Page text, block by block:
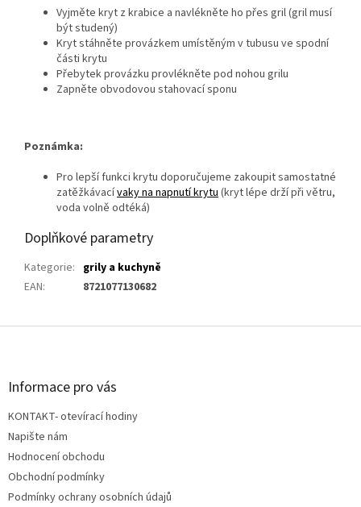
Vyjměte kryt z krabice a navlékněte ho přes gril (gril musí
být studený)
Kryt stáhněte provázkem umístěným v tubusu ve spodní
části krytu
Přebytek provázku provlékněte pod nohou grilu
Zapněte obvodovou stahovací sponu
Poznámka:
Pro lepší funkci krytu doporučujeme zakoupit samostatné
zatěžkávacívaky na napnutí krytu (kryt lépe drží při větru,
voda volně odtéká)
Doplňkové parametry
Kategorie: grily a kuchyně
EAN: 8721077130682
Z
Informace pro vás
KONTAKT- otevírací hodiny
Napište nám
Hodnocení obchodu
Obchodní podmínky
Podmínky ochrany osobních údajů